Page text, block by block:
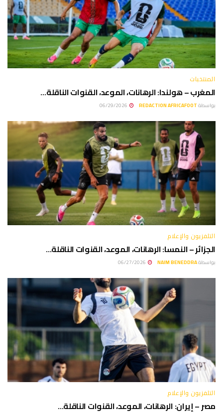
المنتخبات
المغرب – هولندا: الرهانات، الموعد، القنوات الناقلة…
بواسطةREDACTION AFRICAFOOT
التلفزيون والإعلام
الجزائر – النمسا: الرهانات، الموعد، القنوات الناقلة…
بواسطةNAIM BENEDDRA
التلفزيون والإعلام
مصر – إيران: الرهانات، الموعد، القنوات الناقلة…